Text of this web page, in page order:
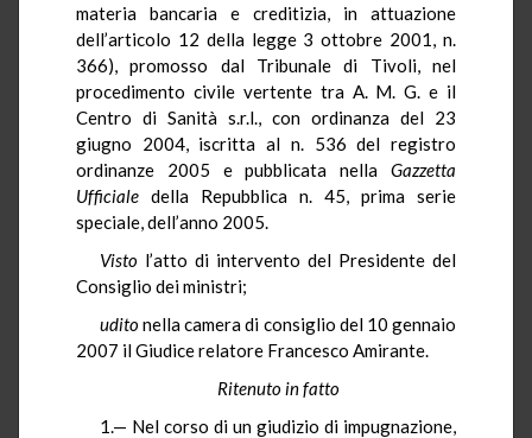
materia bancaria e creditizia, in attuazione
dell’articolo 12 della legge 3 ottobre 2001, n.
366), promosso dal Tribunale di Tivoli, nel
procedimento civile vertente tra A. M. G. e il
Centro di Sanità s.r.l., con ordinanza del 23
giugno 2004, iscritta al n. 536 del registro
ordinanze 2005 e pubblicata nella Gazzetta
Ufficiale della Repubblica n. 45, prima serie
speciale, dell’anno 2005.
Visto l’atto di intervento del Presidente del
Consiglio dei ministri;
uditonella camera di consiglio del 10 gennaio
2007 il Giudice relatore Francesco Amirante.
Ritenuto in fatto
1.— Nel corso di un giudizio di impugnazione,